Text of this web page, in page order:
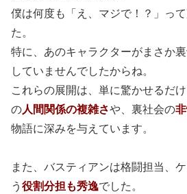
僕は何度も「え、マジで！？」っ
た。
特に、あのキャラクターがまさか
していませんでしたからね。
これらの展開は、単に驚かせるだ
の 人間関係の複雑さや、裏社会の
物語に深みを与えています。
また、バスティアンは格闘担当、
う 役割分担も秀逸でした。